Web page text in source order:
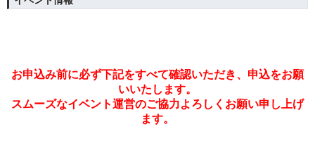
お申込み前に必ず下記をすべて確認いただき、申込をお願
いいたします。
スムーズなイベント運営のご協力よろしくお願い申し上げ
ます。